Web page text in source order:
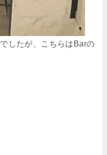
したが、こちらはBarの